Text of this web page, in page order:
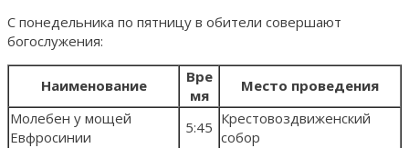
С понедельника по пятницу в обители совершают
богослужения:
Наименование
Вре
мя
Место проведения
Молебен у мощей
Евфросинии
5:45 Крестовоздвиженский
собор